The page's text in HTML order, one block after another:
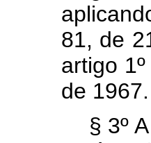
81, de
artigo
de 1967.
§ 3º